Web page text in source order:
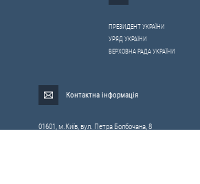
ПРЕЗИДЕНТ УКРАЇНИ
УРЯД УКРАЇНИ
ВЕРХОВНА РАДА УКРАЇНИ
Контактна інформація
01601, м.Київ, вул. Петра Болбочана, 8